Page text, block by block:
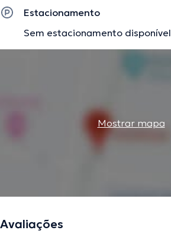
Estacionamento
Sem estacionamento disponível
Mostrar mapa
Avaliações